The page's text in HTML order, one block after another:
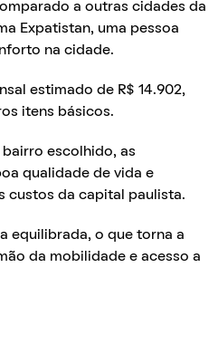
a outras cidades da
Expatistan, uma pessoa
na cidade.
estimado de R$ 14.902,
itens básicos.
escolhido, as
qualidade de vida e
custos da capital paulista.
equilibrada, o que torna a
da mobilidade e acesso a